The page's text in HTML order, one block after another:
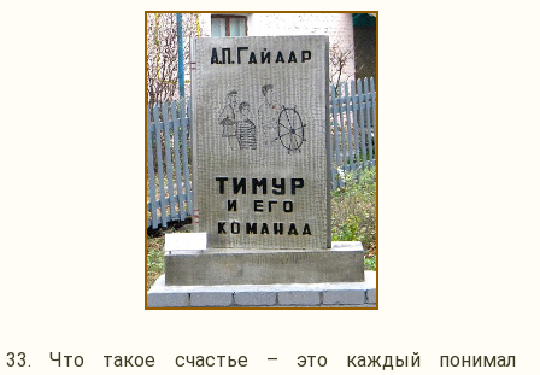
33.Что такое счастье – это каждый понимал